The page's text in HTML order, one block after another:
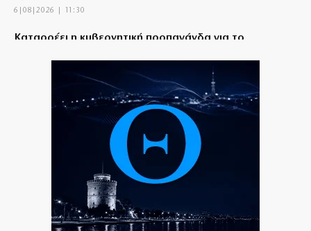
6|08|2026 | 11:30
Καταρρέει η κυβερνητική προπαγάνδα για το
6|08|2026 | 11:28
Κρήτη: Σε ΦΕΚ η δομή μεταναστών παρά τις σφοδρές
ΑΕΚ: Μετά το «όχι» Κόστιτς, δικός της ο Βιτάλις
Eurostat: Στην 4η θέση της ΕΕ η Ελλάδα στο κάπνισμα
6|08|2026 | 10:57